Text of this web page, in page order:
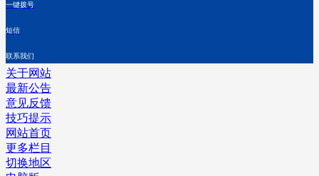
一键拨号
短信
联系我们
关于网站
最新公告
意见反馈
技巧提示
网站首页
更多栏目
切换地区